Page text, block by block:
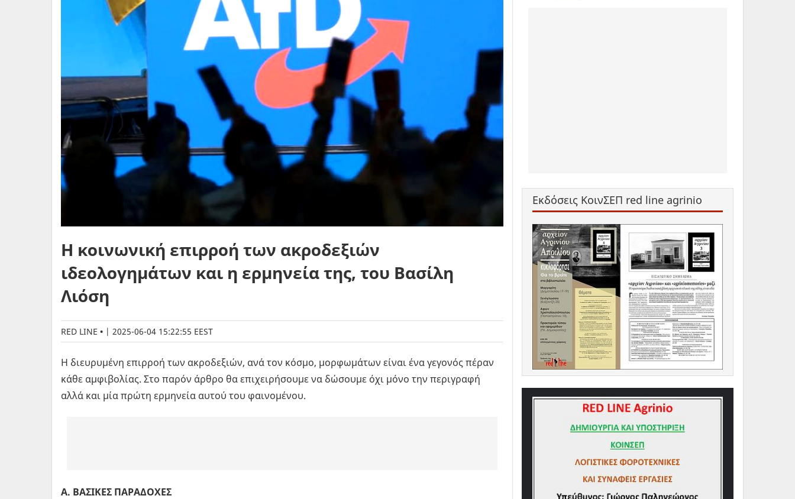
Η κοινωνική επιρροή των ακροδεξιών
ιδεολογημάτων και η ερμηνεία της, του Βασίλη
Λιόση
RED LINE | 2025-06-04 15:22:55 EEST
Η διευρυμένη επιρροή των ακροδεξιών, ανά τον κόσμο, μορφωμάτων είναι ένα γεγονός πέραν
κάθε αμφιβολίας. Στο παρόν άρθρο θα επιχειρήσουμε να δώσουμε όχι μόνο την περιγραφή
αλλά και μία πρώτη ερμηνεία αυτού του φαινομένου.
Α. ΒΑΣΙΚΕΣ ΠΑΡΑΔΟΧΕΣ
Εκδόσεις ΚοινΣΕΠ red line agrinio